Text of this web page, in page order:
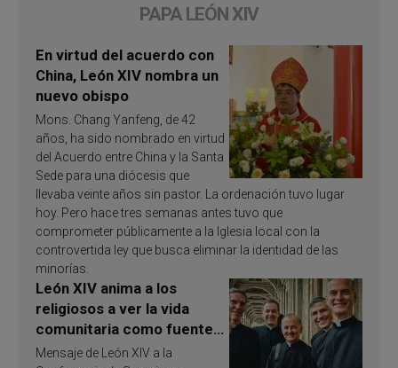
PAPA LEÓN XIV
En virtud del acuerdo con
China, León XIV nombra un
nuevo obispo
Mons. Chang Yanfeng, de 42
años, ha sido nombrado en virtud
del Acuerdo entre China y la Santa
Sede para una diócesis que
llevaba veinte años sin pastor. La ordenación tuvo lugar
hoy. Pero hace tres semanas antes tuvo que
comprometer públicamente a la Iglesia local con la
controvertida ley que busca eliminar la identidad de las
minorías.
León XIV anima a los
religiosos a ver la vida
comunitaria como fuente
de inspiración y
Mensaje de León XIV a la